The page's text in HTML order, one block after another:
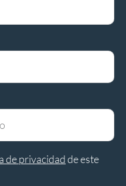
de privacidadde este